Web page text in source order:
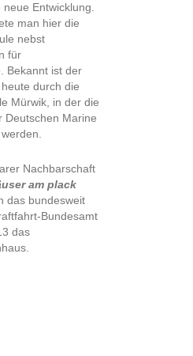
Entwicklung.
man hier die
nebst
für
Bekannt ist der
durch die
Mürwik, in der die
Deutschen Marine
Nachbarschaft
am plack
das bundesweit
Bundesamt
das